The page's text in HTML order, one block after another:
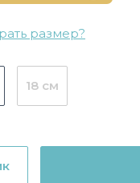
размер?
18 см